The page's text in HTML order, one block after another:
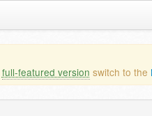
full-featured version switch to the